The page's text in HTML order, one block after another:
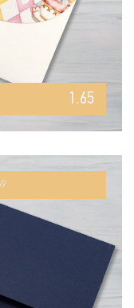
1.65